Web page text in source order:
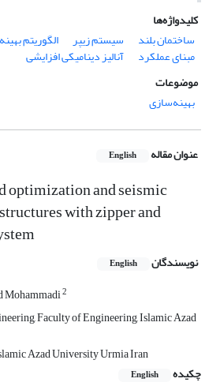
کلیدواژه‌ها
ساختمان بلند
سیستم زیپر الگوریتم
مبنای عملکرد
آنالیز دینامیکی افزایشی
موضوعات
بهینه‌سازی
عنوان مقاله English
optimization and seismic
with zipper and
نویسندگان English
Mohammadi2
Faculty of Engineering, Islamic Azad
Azad University Urmia Iran
چکیده
English